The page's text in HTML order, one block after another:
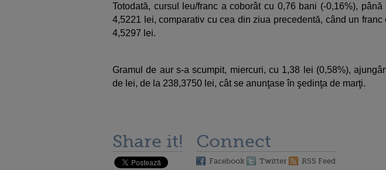
Totodată, cursul leu/franc a coborât cu 0,76 bani (-0,16%),
4,5221 lei, comparativ cu cea din ziua precedentă, când un franc
4,5297 lei.
Gramul de aur s-a scumpit, miercuri, cu 1,38 lei (0,58%),
de lei, de la 238,3750 lei, cât se anunţase în şedinţa de marţi.
Share it! Connect
Facebook Twitter RSS Feed